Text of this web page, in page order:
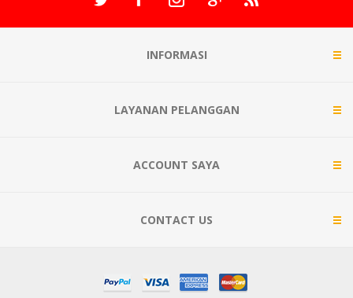
INFORMASI
LAYANAN PELANGGAN
ACCOUNT SAYA
CONTACT US